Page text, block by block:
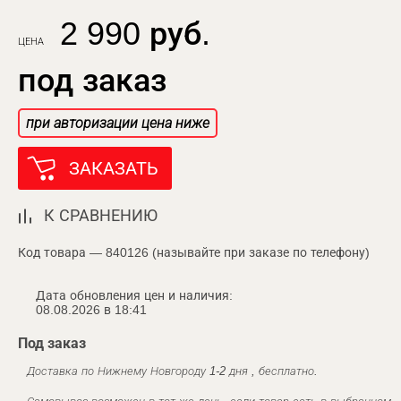
ЦЕНА
2 990 руб.
под заказ
при авторизации цена ниже
ЗАКАЗАТЬ
К СРАВНЕНИЮ
Код товара — 840126 (называйте при заказе по телефону)
Дата обновления цен и наличия:
08.08.2026 в 18:41
Под заказ
Доставка по Нижнему Новгороду 1-2 дня , бесплатно.